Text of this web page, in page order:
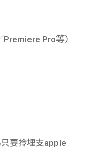
Pro等）
要拎埋支apple